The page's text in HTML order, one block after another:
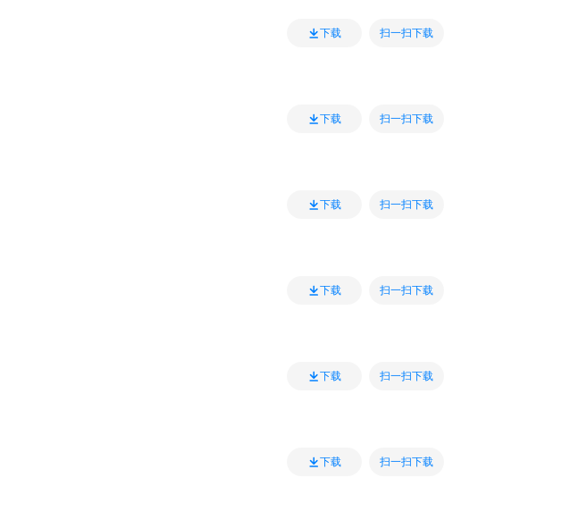
下载 扫一扫下载
下载 扫一扫下载
下载 扫一扫下载
下载 扫一扫下载
下载 扫一扫下载
下载 扫一扫下载